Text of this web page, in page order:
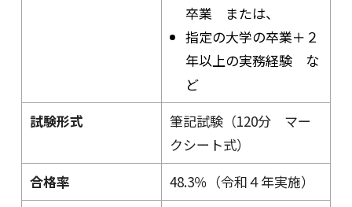
卒業 または、
指定の大学の卒業＋２
年以上の実務経験 な
ど
試験形式
筆記試験（120分 マー
クシート式）
合格率
48.3％（令和４年実施）